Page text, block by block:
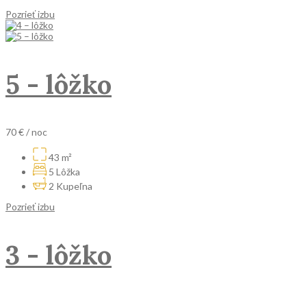
Pozrieť izbu
5 - lôžko
70 €/ noc
43 m²
5 Lôžka
2 Kupeľna
Pozrieť izbu
3 - lôžko